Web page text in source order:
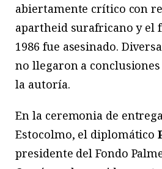
abiertamente crítico con
apartheid surafricano y el
1986 fue asesinado.
no llegaron a
la autoría.
En la ceremonia de
Estocolmo, el diplomático
presidente del Fondo